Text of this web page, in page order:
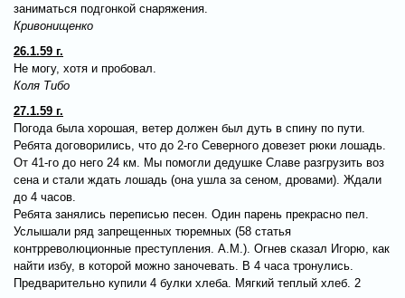
заниматься подгонкой снаряжения.
Кривонищенко
26.1.59 г.
Не могу, хотя и пробовал.
Коля Тибо
27.1.59 г.
Погода была хорошая, ветер должен был дуть в спину по пути.
Ребята договорились, что до 2-го Северного довезет рюки лошадь.
От 41-го до него 24 км. Мы помогли дедушке Славе разгрузить воз
сена и стали ждать лошадь (она ушла за сеном, дровами). Ждали
до 4 часов.
Ребята занялись переписью песен. Один парень прекрасно пел.
Услышали ряд запрещенных тюремных (58 статья
контрреволюционные преступления. А.М.). Огнев сказал Игорю, как
найти избу, в которой можно заночевать. В 4 часа тронулись.
Предварительно купили 4 булки хлеба. Мягкий теплый хлеб. 2